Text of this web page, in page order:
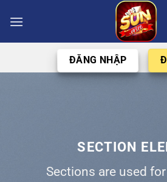
đến
ĐĂNG NHẬP
SECTION
Sections are used for